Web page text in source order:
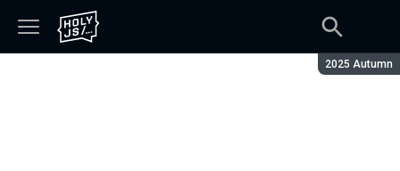
Сезон:
2025 Autumn